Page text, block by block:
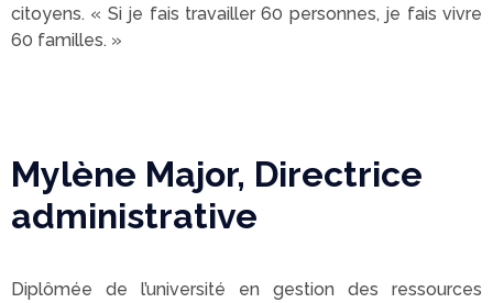
citoyens. « Si je fais travailler 60 personnes, je fais vivre
60 familles. »
Mylène Major, Directrice
administrative
Diplômée de l’université en gestion des ressources